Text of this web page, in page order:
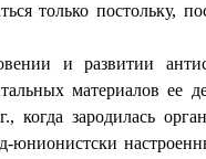
только
и развитии
материалов ее
зародилась
юнионистски